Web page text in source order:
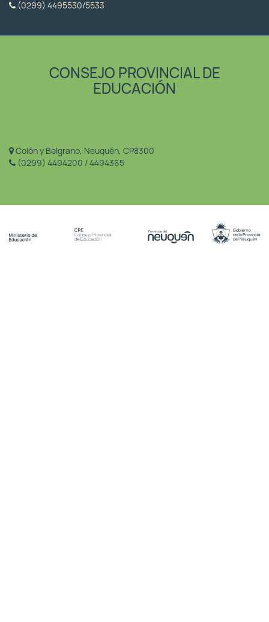
(0299) 4495530/5533
CONSEJO PROVINCIAL DE
EDUCACIÓN
Colón y Belgrano, Neuquén, CP8300
(0299) 4494200 / 4494365